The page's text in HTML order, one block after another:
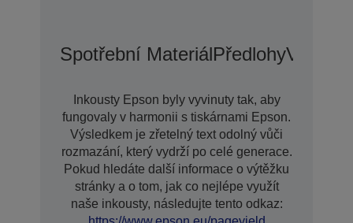
Spotřební MateriálPředlohy
Inkousty Epson byly vyvinuty tak, aby
fungovaly v harmonii s tiskárnami Epson.
Výsledkem je zřetelný text odolný vůči
rozmazání, který vydrží po celé generace.
Pokud hledáte další informace o výtěžku
stránky a o tom, jak co nejlépe využít
naše inkousty, následujte tento odkaz: